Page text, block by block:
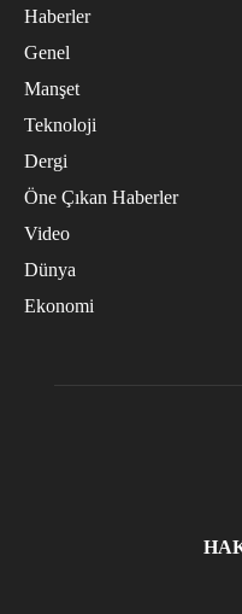
Haberler
Genel
Manşet
Teknoloji
Dergi
Öne Çıkan Haberler
Video
Dünya
Ekonomi